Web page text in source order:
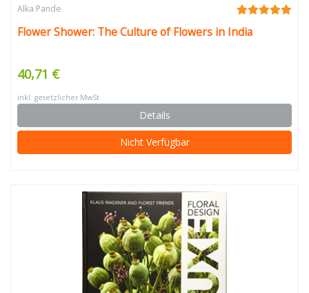
Alka Pande
Flower Shower: The Culture of Flowers in India
40,71 €
inkl. gesetzlicher MwSt.
Details
Nicht Verfügbar